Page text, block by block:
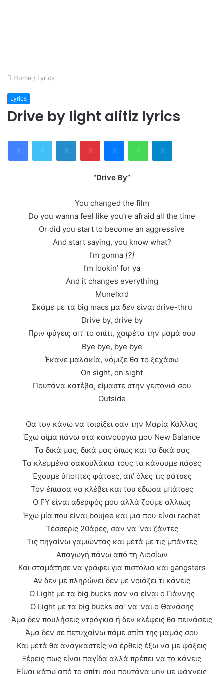
Home / Lyrics
Lyrics
Drive by light alitiz lyrics
FacebookTwitter LinkedInPinterestMessengerWhatsAppTelegram
“Drive By”
You changed the film
Do you wanna feel like you’re afraid all the time
Or did you start to become an aggressive
And start saying, you know what?
I’m gonna [?]
I’m lookin’ for ya
And it changes everything
Munelxrd
Σκάμε με τα big macs μα δεν είναι drive-thru
Drive by, drive by
Πριν φύγεις απ’ το σπίτι, χαιρέτα την μαμά σου
Bye bye, bye bye
Έκανε μαλακία, νόμιζε θα το ξεχάσω
On sight, on sight
Πουτάνα κατέβα, είμαστε στην γειτονιά σου
Outside
Θα τον κάνω να τσιρίξει σαν την Μαρία Κάλλας
Έχω αίμα πάνω στα καινούργια μου New Balance
Τα δικά μας, δικά μας όπως και τα δικά σας
Τα κλεμμένα σακουλάκια τους τα κάνουμε πάσες
Έχουμε ύποπτες φάτσες, απ’ όλες τις ράτσες
Τον έπιασα να κλέβει και του έδωσα μπάτσες
Ο FY είναι αδερφός μου αλλά ζούμε αλλιώς
Έχω μία που είναι boujee και μια που είναι rachet
Τέσσερις 20άρες, σαν να ‘ναι ζάντες
Τις πηγαίνω γαμιώντας και μετά με τις μπάντες
Απαγωγή πάνω από τη Λιοσίων
Και σταμάτησε να γράφει για πιστόλια και gangsters
Αν δεν με πληρώνει δεν με νοιάζει τι κάνεις
Ο Light με τα big bucks σαν να είναι ο Γιάννης
Ο Light με τα big bucks σα’ να ‘ναι ο Θανάσης
Άμα δεν πουλήσεις ντρόγκια ή δεν κλέψεις θα πεινάσεις
Άμα δεν σε πετυχαίνω πάμε σπίτι της μαμάς σου
Και μετά θα αναγκαστείς να έρθεις έξω να με ψάξεις
Ξέρεις πως είναι παγίδα αλλά πρέπει να το κάνεις
Είμαι κάτω από το σπίτι σου πουτάνα μην με ψάχνεις